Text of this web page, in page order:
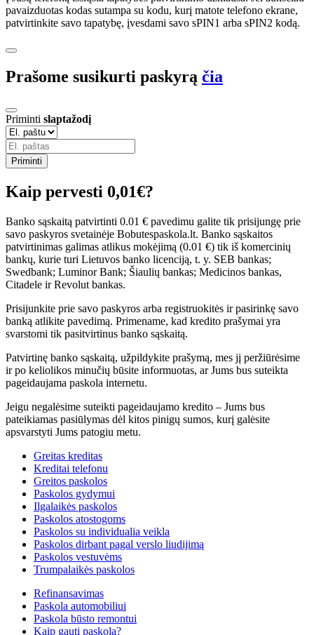
pavaizduotas kodas sutampa su kodu, kurį matote telefono ekrane,
patvirtinkite savo tapatybę, įvesdami savo sPIN1 arba sPIN2 kodą.
Prašome susikurti paskyrą čia
Priminti slaptažodį
Priminti
Kaip pervesti 0,01€?
Banko sąskaitą patvirtinti 0.01 € pavedimu galite tik prisijungę prie
savo paskyros svetainėje Bobutespaskola.lt. Banko sąskaitos
patvirtinimas galimas atlikus mokėjimą (0.01 €) tik iš komercinių
bankų, kurie turi Lietuvos banko licenciją, t. y. SEB bankas;
Swedbank; Luminor Bank; Šiaulių bankas; Medicinos bankas,
Citadele ir Revolut bankas.
Prisijunkite prie savo paskyros arba registruokitės ir pasirinkę savo
banką atlikite pavedimą. Primename, kad kredito prašymai yra
svarstomi tik pasitvirtinus banko sąskaitą.
Patvirtinę banko sąskaitą, užpildykite prašymą, mes jį peržiūrėsime
ir po keliolikos minučių būsite informuotas, ar Jums bus suteikta
pageidaujama paskola internetu.
Jeigu negalėsime suteikti pageidaujamo kredito – Jums bus
pateikiamas pasiūlymas dėl kitos pinigų sumos, kurį galėsite
apsvarstyti Jums patogiu metu.
Greitas kreditas
Kreditai telefonu
Greitos paskolos
Paskolos gydymui
Ilgalaikės paskolos
Paskolos atostogoms
Paskolos su individualia veikla
Paskolos dirbant pagal verslo liudijimą
Paskolos vestuvėms
Trumpalaikės paskolos
Refinansavimas
Paskola automobiliui
Paskola būsto remontui
Kaip gauti paskolą?